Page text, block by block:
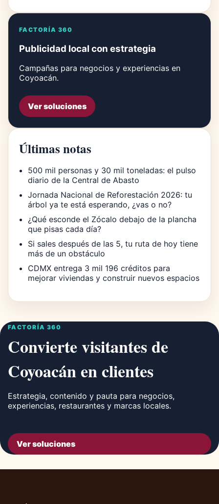
FACTORÍA 360
Publicidad local con estrategia
Campañas para negocios y experiencias en
Coyoacán.
Ver soluciones
Últimas notas
500 mil personas y 30 mil toneladas: el pulso
diario de la Central de Abasto
Jornada Nacional de Reforestación 2026: tu
árbol ya te está esperando, ¿vas o no?
¿Qué esconde el Zócalo debajo de la plancha
que pisas cada día?
Si sales después de las 5, tu ruta de hoy tiene
más de un obstáculo
CDMX entrega 3 mil 196 créditos para
mejorar viviendas y construir nuevos espacios
FACTORÍA 360
Convierte visitantes de
Coyoacán en clientes
Estrategia, contenido y pauta para negocios,
experiencias, restaurantes y marcas locales.
Ver soluciones